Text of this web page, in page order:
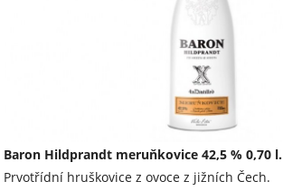
Baron Hildprandt meruňkovice 42,5 % 0,70 l.
Prvotřídní hruškovice z ovoce z jižních Čech.